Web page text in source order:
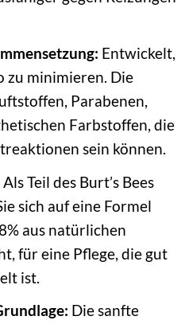
Entwickelt,
zu minimieren. Die
Parabenen,
Farbstoffen, die
sein können.
Als Teil des Burt’s Bees
sich auf eine Formel
aus natürlichen
für eine Pflege, die gut
ist.
Die sanfte